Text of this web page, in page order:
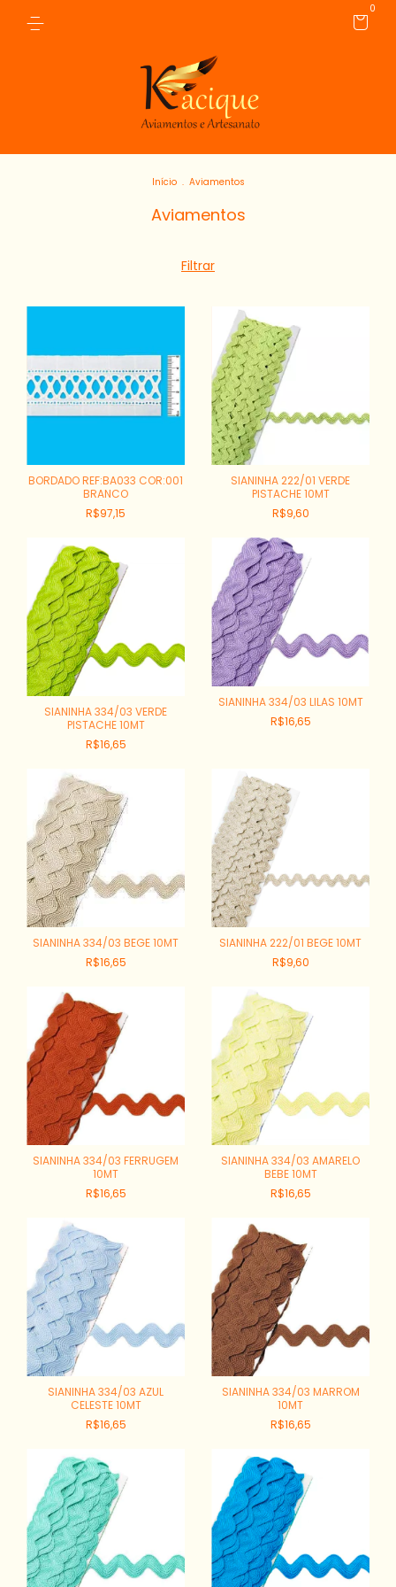
0
Início . Aviamentos
Aviamentos
Filtrar
BORDADO REF:BA033 COR:001
BRANCO
R$97,15
SIANINHA 222/01 VERDE
PISTACHE 10MT
R$9,60
SIANINHA 334/03 VERDE
PISTACHE 10MT
R$16,65
SIANINHA 334/03 LILAS 10MT
R$16,65
SIANINHA 334/03 BEGE 10MT
R$16,65
SIANINHA 222/01 BEGE 10MT
R$9,60
SIANINHA 334/03 FERRUGEM
10MT
R$16,65
SIANINHA 334/03 AMARELO
BEBE 10MT
R$16,65
SIANINHA 334/03 AZUL
CELESTE 10MT
R$16,65
SIANINHA 334/03 MARROM
10MT
R$16,65